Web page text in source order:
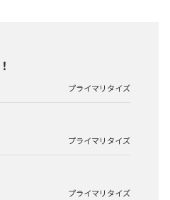
プライマリタイズ
プライマリタイズ
プライマリタイズ